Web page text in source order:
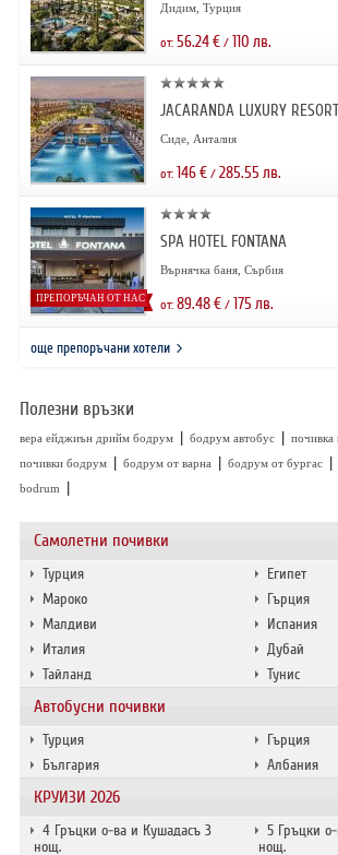
Самолетни почивки
Турция
Египет
Мароко
Гърция
Малдиви
Испания
Италия
Дубай
Тайланд
Тунис
Автобусни почивки
Турция
Гърция
България
Албания
КРУИЗИ 2026
4 Гръцки о-ва и Кушадасъ 3
нощ.
5 Гръцки
нощ.
Дидим, Турция
от: 56.24€/ 110 лв.
JACARANDA LUXURY RESORT
Сиде, Анталия
от: 146€/ 285.55 лв.
ПРЕПОРЪЧАН ОТ НАС
SPA HOTEL FONTANA
Върнячка баня, Сърбия
от: 89.48€/ 175 лв.
още препоръчани хотели
Полезни връзки
вера ейджиън дрийм бодрум | бодрум автобус | почивка
почивки бодрум | бодрум от варна | бодрум от бургас |
bodrum
|